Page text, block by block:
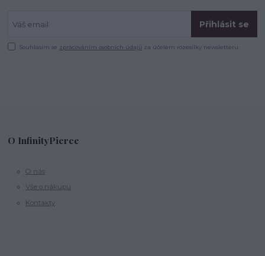
Přihlásit se
Souhlasím se zpracováním osobních údajů za účelem rozesílky newsletteru.
O InfinityPierce
O nás
Vše o nákupu
Kontakty